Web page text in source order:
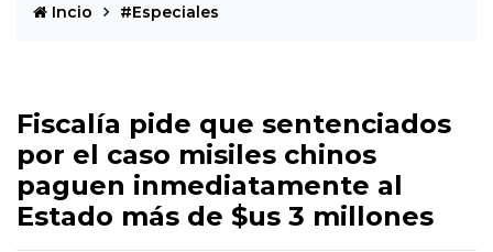
Incio #Especiales
Fiscalía pide que sentenciados
por el caso misiles chinos
paguen inmediatamente al
Estado más de $us 3 millones